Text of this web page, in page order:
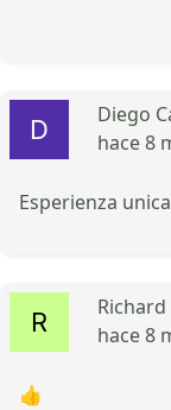
Diego
hace 8
Esperienza unica
hace 8
👍